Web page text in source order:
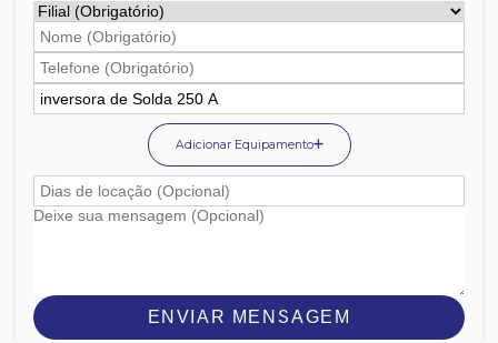
Adicionar Equipamento
ENVIAR MENSAGEM